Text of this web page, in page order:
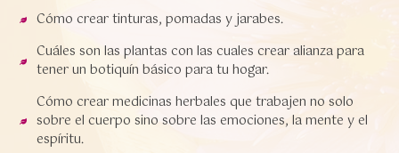
Cómo crear tinturas, pomadas y jarabes.
Cuáles son las plantas con las cuales crear alianza para
tener un botiquín básico para tu hogar.
Cómo crear medicinas herbales que trabajen no solo
sobre el cuerpo sino sobre las emociones, la mente y el
espíritu.